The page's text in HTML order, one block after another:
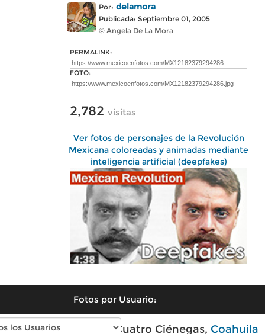
Por: delamora
Publicada: Septiembre 01, 2005
© Angela De La Mora
PERMALINK:
FOTO:
2,782 visitas
Ver fotos de personajes de la Revolución
Mexicana coloreadas y animadas mediante
inteligencia artificial (deepfakes)
Fotos por Usuario:
Fotos modernas de Cuatro Ciénegas, Coahuila